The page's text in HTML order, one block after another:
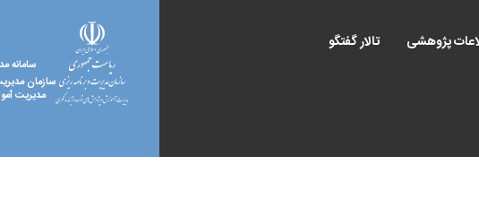
سامانه
سازمان
مدیریت
پژوهشی تالار گفتگو